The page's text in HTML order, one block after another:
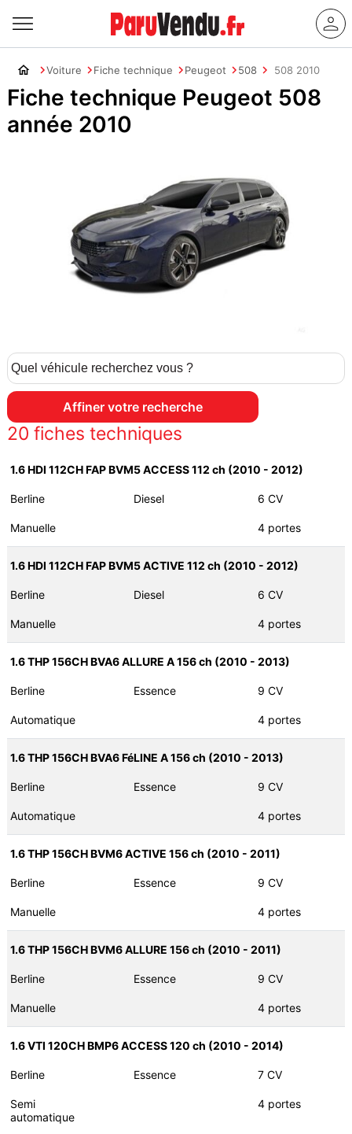
Voiture Fiche technique Peugeot 508 508 2010
Fiche technique Peugeot 508
année 2010
20 fiches techniques
1.6 HDI 112CH FAP BVM5 ACCESS 112 ch (2010 - 2012)
Berline Diesel 6 CV
Manuelle 4 portes
1.6 HDI 112CH FAP BVM5 ACTIVE 112 ch (2010 - 2012)
Berline Diesel 6 CV
Manuelle 4 portes
1.6 THP 156CH BVA6 ALLURE A 156 ch (2010 - 2013)
Berline Essence 9 CV
Automatique 4 portes
1.6 THP 156CH BVA6 FéLINE A 156 ch (2010 - 2013)
Berline Essence 9 CV
Automatique 4 portes
1.6 THP 156CH BVM6 ACTIVE 156 ch (2010 - 2011)
Berline Essence 9 CV
Manuelle 4 portes
1.6 THP 156CH BVM6 ALLURE 156 ch (2010 - 2011)
Berline Essence 9 CV
Manuelle 4 portes
1.6 VTI 120CH BMP6 ACCESS 120 ch (2010 - 2014)
Berline Essence 7 CV
Semi
automatique
4 portes